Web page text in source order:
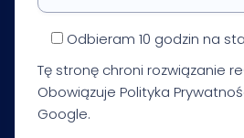
Odbieram 10 godzin na
Tę stronę chroni rozwiązanie
Obowiązuje Polityka
Google.